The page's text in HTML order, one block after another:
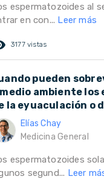
espermatozoides al
en con... Leer más
3177 vistas
pueden
ambiente
la eyuaculación o
Elías Chay
Medicina General
espermatozoides
segund... Leer